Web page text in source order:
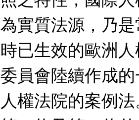
為實質法源，乃
時已生效的歐洲
委員會陸續作成
人權法院的案例